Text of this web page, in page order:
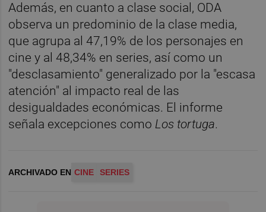
Además, en cuanto a clase social, ODA
observa un predominio de la clase media,
que agrupa al 47,19% de los personajes en
cine y al 48,34% en series, así como un
"desclasamiento" generalizado por la "escasa
atención" al impacto real de las
desigualdades económicas. El informe
señala excepciones como Los tortuga.
ARCHIVADO EN CINE SERIES